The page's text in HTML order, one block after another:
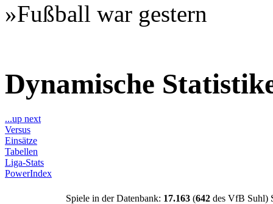
»Fußball war gestern
Dynamische
...up next
Versus
Einsätze
Tabellen
Liga-Stats
PowerIndex
Spiele in der Datenbank: 17.163(642des VfB Suhl)